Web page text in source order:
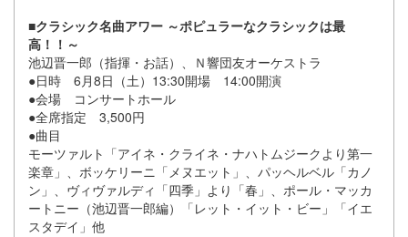
■クラシック名曲アワー ～ポピュラーなクラシックは最
高！！～
池辺晋一郎（指揮・お話）、Ｎ響団友オーケストラ
●日時 6月8日（土）13:30開場 14:00開演
●会場 コンサートホール
●全席指定 3,500円
●曲目
モーツァルト「アイネ・クライネ・ナハトムジークより第一
楽章」、ボッケリーニ「メヌエット」、パッヘルベル「カノ
ン」、ヴィヴァルディ「四季」より「春」、ポール・マッカ
ートニー（池辺晋一郎編）「レット・イット・ビー」「イエ
スタデイ」他